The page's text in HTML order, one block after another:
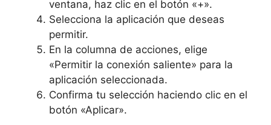
ventana, haz clic en el botón «+».
Selecciona la aplicación que deseas
permitir.
En la columna de acciones, elige
«Permitir la conexión saliente» para la
aplicación seleccionada.
Confirma tu selección haciendo clic en el
botón «Aplicar».